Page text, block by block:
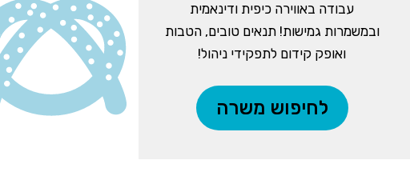
עבודה באווירה כיפית ודינאמית
ובמשמרות גמישות! תנאים טובים, הטבות
ואופק קידום לתפקידי ניהול!
לחיפוש משרה